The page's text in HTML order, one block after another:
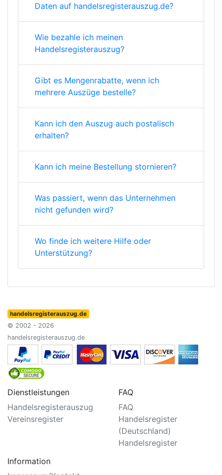
Daten auf handelsregisterauszug.de?
Wie bezahle ich meinen
Handelsregisterauszug?
Gibt es Mengenrabatte, wenn ich
mehrere Auszüge bestelle?
Kann ich den Auszug auch postalisch
erhalten?
Kann ich meine Bestellung stornieren?
Was passiert, wenn das Unternehmen
nicht gefunden wird?
Wo finde ich weitere Hilfe oder
Unterstützung?
handelsregisterauszug.de
© 2002 - 2026
handelsregisterauszug.de
Dienstleistungen
Handelsregisterauszug
Vereinsregister
FAQ
FAQ
Handelsregister
(Deutschland)
Handelsregister
Information